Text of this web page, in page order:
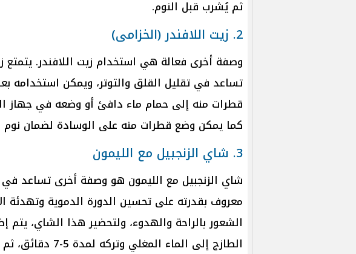
ثم يُشرب قبل النوم.
2. زيت اللافندر (الخزامى)
وصفة أخرى فعالة هي استخدام زيت اللافندر. يتمتع
تساعد في تقليل القلق والتوتر، ويمكن استخدامه
قطرات منه إلى حمام ماء دافئ أو وضعه في جهاز
كما يمكن وضع قطرات منه على الوسادة لضمان
3. شاي الزنجبيل مع الليمون
شاي الزنجبيل مع الليمون هو وصفة أخرى تساعد في
معروف بقدرته على تحسين الدورة الدموية وتهدئة
الشعور بالراحة والهدوء، ولتحضير هذا الشاي، يتم
الطازج إلى الماء